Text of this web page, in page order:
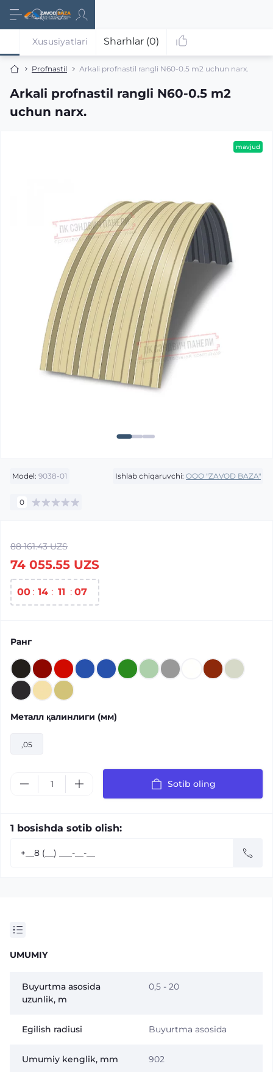
Profnastil Аrkali profnastil rangli N60-0.5 m2 uchun narx.
Аrkali profnastil rangli N60-0.5 m2
uchun narx.
Xususiyatlari Sharhlar (0)
mavjud
Model: 9038-01 Ishlab chiqaruvchi: OOO "ZAVOD BAZA"
0
88 161.43 UZS
74 055.55 UZS
00 : 14 : 11 : 07
Ранг
Металл қалинлиги (мм)
,05
Sotib oling
1 bosishda sotib olish:
UMUMIY
Buyurtma asosida
uzunlik, m
0,5 - 20
Egilish radiusi Buyurtma asosida
Umumiy kenglik, mm 902